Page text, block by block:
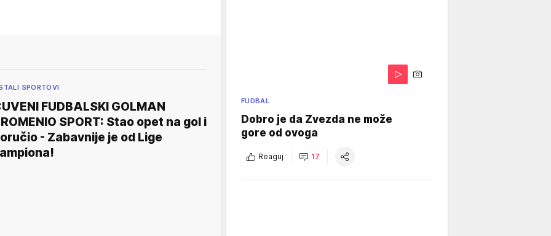
SPORTOVI
FUDBALSKI GOLMAN
SPORT: Stao opet na gol i
- Zabavnije je od Lige
FUDBAL
Dobro je da Zvezda ne može
gore od ovoga
Reaguj 17